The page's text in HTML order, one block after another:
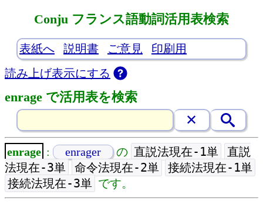
Conju フランス語動詞活用表検索
表紙へ 説明書 ご意見
印刷用
読み上げ表示にする
enrage で活用表を検索
enrage : enrager の 直説法現在-1単
直説
法現在-3単
命令法現在-2単
接続法現在-1単
接続法現在-3単 です。